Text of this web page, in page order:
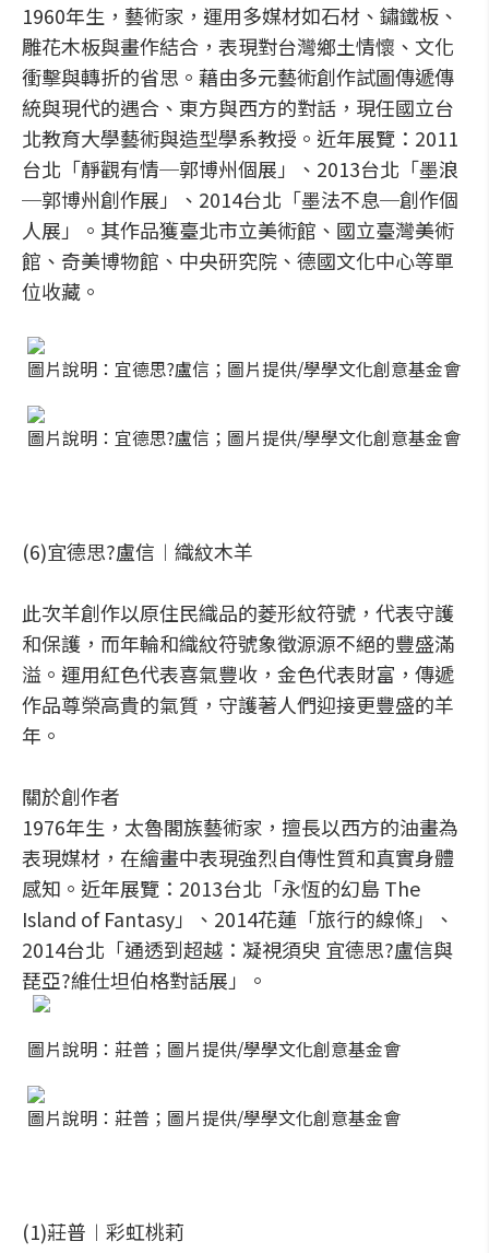
1960年生，藝術家，運用多媒材如石材、鏽鐵板、
雕花木板與畫作結合，表現對台灣鄉土情懷、文化
衝擊與轉折的省思。藉由多元藝術創作試圖傳遞傳
統與現代的遇合、東方與西方的對話，現任國立台
北教育大學藝術與造型學系教授。近年展覽：2011
台北「靜觀有情─郭博州個展」、2013台北「墨浪
─郭博州創作展」、2014台北「墨法不息─創作個
人展」。其作品獲臺北市立美術館、國立臺灣美術
館、奇美博物館、中央研究院、德國文化中心等單
位收藏。
圖片說明：宜德思?盧信；圖片提供/學學文化創意基金會
圖片說明：宜德思?盧信；圖片提供/學學文化創意基金會
(6)宜德思?盧信︱織紋木羊
此次羊創作以原住民織品的菱形紋符號，代表守護
和保護，而年輪和織紋符號象徵源源不絕的豐盛滿
溢。運用紅色代表喜氣豐收，金色代表財富，傳遞
作品尊榮高貴的氣質，守護著人們迎接更豐盛的羊
年。
關於創作者
1976年生，太魯閣族藝術家，擅長以西方的油畫為
表現媒材，在繪畫中表現強烈自傳性質和真實身體
感知。近年展覽：2013台北「永恆的幻島 The
Island of Fantasy」、2014花蓮「旅行的線條」、
2014台北「通透到超越：凝視須臾 宜德思?盧信與
琵亞?維仕坦伯格對話展」。
圖片說明：莊普；圖片提供/學學文化創意基金會
圖片說明：莊普；圖片提供/學學文化創意基金會
(1)莊普︱彩虹桃莉